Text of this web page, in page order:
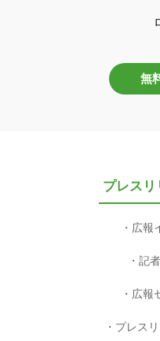
無
プレスリ
広報
記
広報
プレス